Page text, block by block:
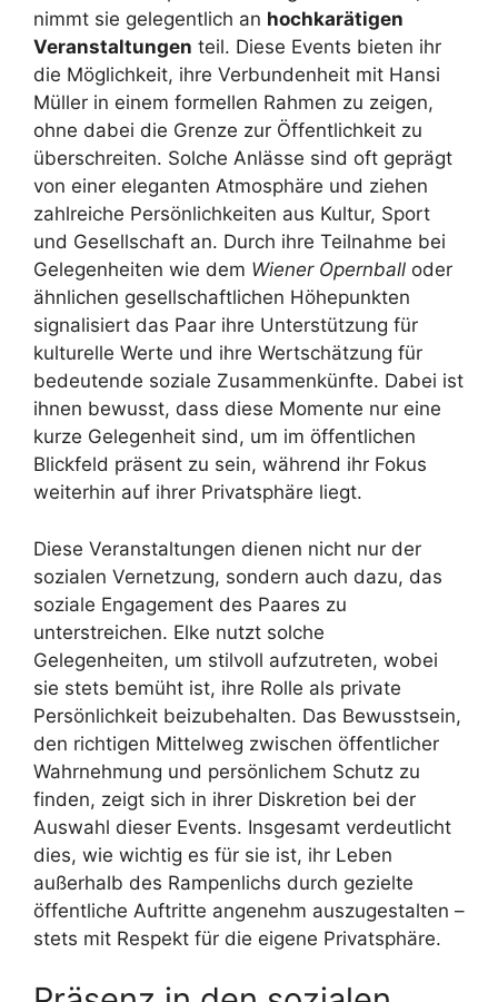
nimmt sie gelegentlich an hochkarätigen
Veranstaltungen teil. Diese Events bieten ihr
die Möglichkeit, ihre Verbundenheit mit Hansi
Müller in einem formellen Rahmen zu zeigen,
ohne dabei die Grenze zur Öffentlichkeit zu
überschreiten. Solche Anlässe sind oft geprägt
von einer eleganten Atmosphäre und ziehen
zahlreiche Persönlichkeiten aus Kultur, Sport
und Gesellschaft an. Durch ihre Teilnahme bei
Gelegenheiten wie dem Wiener Opernball oder
ähnlichen gesellschaftlichen Höhepunkten
signalisiert das Paar ihre Unterstützung für
kulturelle Werte und ihre Wertschätzung für
bedeutende soziale Zusammenkünfte. Dabei ist
ihnen bewusst, dass diese Momente nur eine
kurze Gelegenheit sind, um im öffentlichen
Blickfeld präsent zu sein, während ihr Fokus
weiterhin auf ihrer Privatsphäre liegt.
Diese Veranstaltungen dienen nicht nur der
sozialen Vernetzung, sondern auch dazu, das
soziale Engagement des Paares zu
unterstreichen. Elke nutzt solche
Gelegenheiten, um stilvoll aufzutreten, wobei
sie stets bemüht ist, ihre Rolle als private
Persönlichkeit beizubehalten. Das Bewusstsein,
den richtigen Mittelweg zwischen öffentlicher
Wahrnehmung und persönlichem Schutz zu
finden, zeigt sich in ihrer Diskretion bei der
Auswahl dieser Events. Insgesamt verdeutlicht
dies, wie wichtig es für sie ist, ihr Leben
außerhalb des Rampenlichs durch gezielte
öffentliche Auftritte angenehm auszugestalten –
stets mit Respekt für die eigene Privatsphäre.